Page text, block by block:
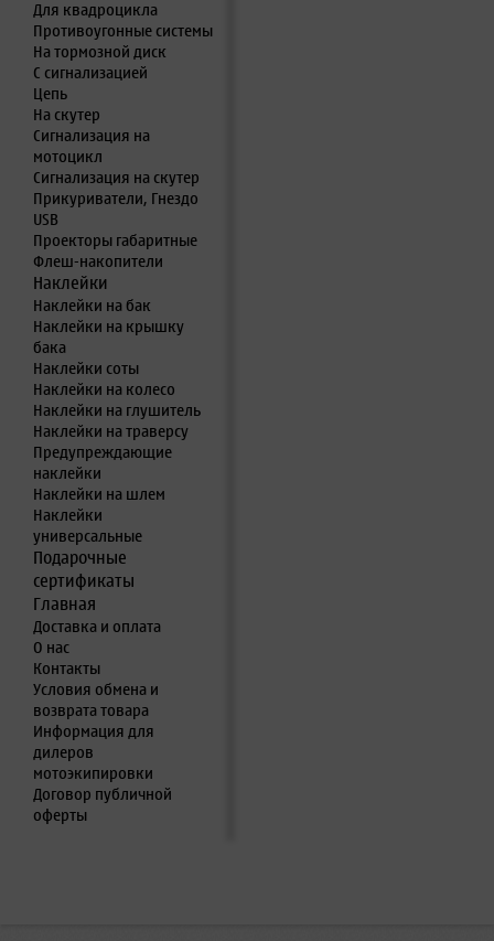
Для квадроцикла
Противоугонные системы
На тормозной диск
С сигнализацией
Цепь
На скутер
Сигнализация на
мотоцикл
Сигнализация на скутер
Прикуриватели, Гнездо
USB
Проекторы габаритные
Флеш-накопители
Наклейки
Наклейки на бак
Наклейки на крышку
бака
Наклейки соты
Наклейки на колесо
Наклейки на глушитель
Наклейки на траверсу
Предупреждающие
наклейки
Наклейки на шлем
Наклейки
универсальные
Подарочные
сертификаты
Главная
Доставка и оплата
О нас
Контакты
Условия обмена и
возврата товара
Информация для
дилеров
мотоэкипировки
Договор публичной
оферты